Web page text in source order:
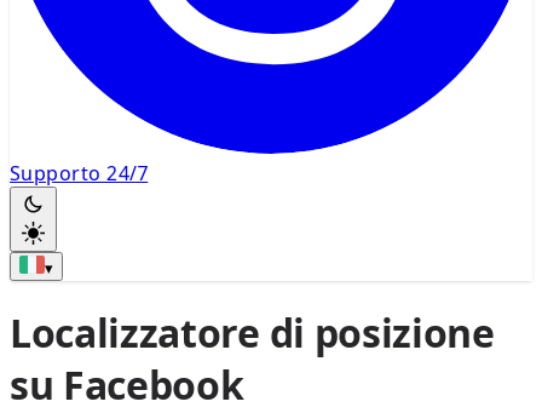
Supporto 24/7
▾
Localizzatore di posizione
su Facebook